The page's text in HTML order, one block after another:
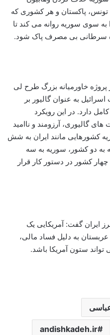
پاکستان و هر کشوری که
به سوی سوریه روانه می کند تا
سرطانی بی مصرف پاک شود.
پروژه خاورمیانه بزرگ طرح لی
به عنوان گالیور بر
دارد. در این رویکرد
گالیوری، آرزومند و ناامید
کشورهایی مانند ایران به شش
به دو کشور، سوریه به سه
کشور در دستور کار قرار
ایران گفت: آمریکایی یک
به دلیل فساد مالی،
تواند ستون آمریکا باشد.
andishkadeh.ir